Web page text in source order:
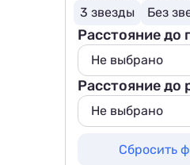
3 звезды Без
Расстояние до
Не выбрано
Не выбрано
1500 м
Расстояние до
Не выбрано
Сбросить